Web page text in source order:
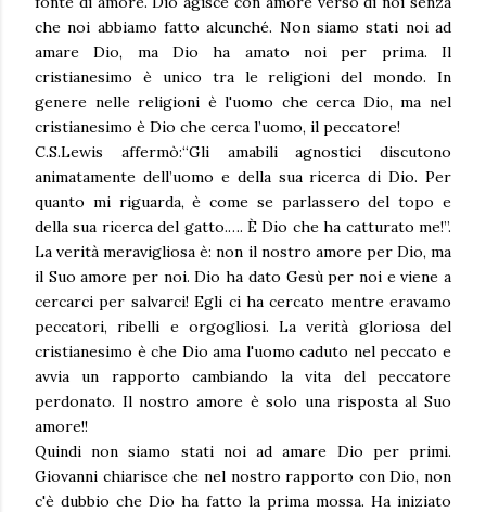
che noi abbiamo fatto alcunché. Non siamo stati noi ad
amare Dio, ma Dio ha amato noi per prima. Il
cristianesimo è unico tra le religioni del mondo. In
genere nelle religioni è l'uomo che cerca Dio, ma nel
cristianesimo è Dio che cerca l’uomo, il peccatore!
C.S.Lewis affermò:“Gli amabili agnostici discutono
animatamente dell’uomo e della sua ricerca di Dio. Per
quanto mi riguarda, è come se parlassero del topo e
della sua ricerca del gatto.…. È Dio che ha catturato me!”.
La verità meravigliosa è: non il nostro amore per Dio, ma
il Suo amore per noi. Dio ha dato Gesù per noi e viene a
cercarci per salvarci! Egli ci ha cercato mentre eravamo
peccatori, ribelli e orgogliosi. La verità gloriosa del
cristianesimo è che Dio ama l'uomo caduto nel peccato e
avvia un rapporto cambiando la vita del peccatore
perdonato. Il nostro amore è solo una risposta al Suo
amore!!
Quindi non siamo stati noi ad amare Dio per primi.
Giovanni chiarisce che nel nostro rapporto con Dio, non
c'è dubbio che Dio ha fatto la prima mossa. Ha iniziato